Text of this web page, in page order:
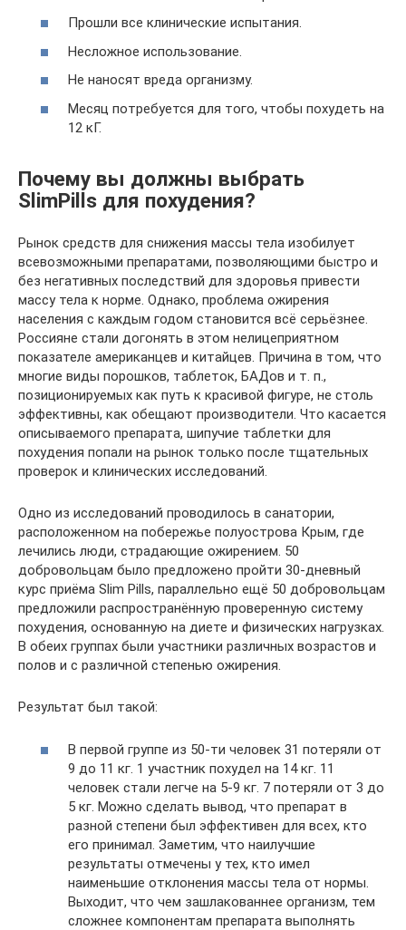
Прошли все клинические испытания.
Несложное использование.
Не наносят вреда организму.
Месяц потребуется для того, чтобы похудеть на
12 кГ.
Почему вы должны выбрать
SlimPills для похудения?
Рынок средств для снижения массы тела изобилует
всевозможными препаратами, позволяющими быстро и
без негативных последствий для здоровья привести
массу тела к норме. Однако, проблема ожирения
населения с каждым годом становится всё серьёзнее.
Россияне стали догонять в этом нелицеприятном
показателе американцев и китайцев. Причина в том, что
многие виды порошков, таблеток, БАДов и т. п.,
позиционируемых как путь к красивой фигуре, не столь
эффективны, как обещают производители. Что касается
описываемого препарата, шипучие таблетки для
похудения попали на рынок только после тщательных
проверок и клинических исследований.
Одно из исследований проводилось в санатории,
расположенном на побережье полуострова Крым, где
лечились люди, страдающие ожирением. 50
добровольцам было предложено пройти 30-дневный
курс приёма Slim Pills, параллельно ещё 50 добровольцам
предложили распространённую проверенную систему
похудения, основанную на диете и физических нагрузках.
В обеих группах были участники различных возрастов и
полов и с различной степенью ожирения.
Результат был такой:
В первой группе из 50-ти человек 31 потеряли от
9 до 11 кг. 1 участник похудел на 14 кг. 11
человек стали легче на 5-9 кг. 7 потеряли от 3 до
5 кг. Можно сделать вывод, что препарат в
разной степени был эффективен для всех, кто
его принимал. Заметим, что наилучшие
результаты отмечены у тех, кто имел
наименьшие отклонения массы тела от нормы.
Выходит, что чем зашлакованнее организм, тем
сложнее компонентам препарата выполнять